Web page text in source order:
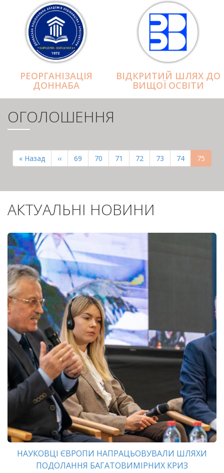
РЕОРГАНІЗАЦІЯ
ДОННАБА
ВІДКРИТИЙ ШЛЯХ ДО
ВИЩОЇ ОСВІТИ
ОГОЛОШЕННЯ
СТОРІНКИ
Перша
сторінка
« Назад
Попередня
сторінка
‹‹ Page
69 Page
70 Page
71 Page
72 Page
73 Page
74 75
АКТУАЛЬНІ НОВИНИ
НАУКОВЦІ ЄВРОПИ НАПРАЦЬОВУВАЛИ ШЛЯХИ
ПОДОЛАННЯ БАГАТОВИМІРНИХ КРИЗ